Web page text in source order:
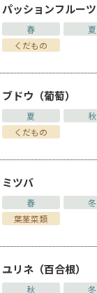
パッションフルーツ
春
夏
くだもの
ブドウ（葡萄）
夏
秋
くだもの
ミツバ
春
冬
葉茎菜類
ユリネ（百合根）
秋
冬